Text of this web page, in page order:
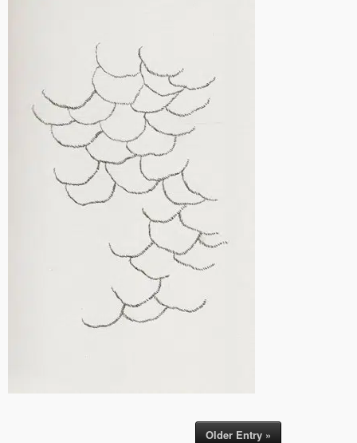
Older Entry »